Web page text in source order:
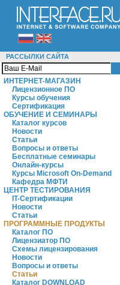
РАССЫЛКИ САЙТА
ИНТЕРНЕТ-МАГАЗИН
Лицензионное ПО
Курсы обучения
Сертификация
ОБУЧЕНИЕ И СЕМИНАРЫ
Каталог курсов
Новости
Статьи
Вопросы и ответы
Бесплатные семинары
Онлайн-курсы
Курсы Microsoft On-Demand
Кафедра МФТИ
ЦЕНТР ТЕСТИРОВАНИЯ
IT-Сертификации
Новости
Статьи
ПРОГРАММНЫЕ ПРОДУКТЫ
Каталог ПО
Лицензиатор ПО
Схемы лицензирования
Новости
Вопросы и ответы
Статьи
Каталог DOWNLOAD